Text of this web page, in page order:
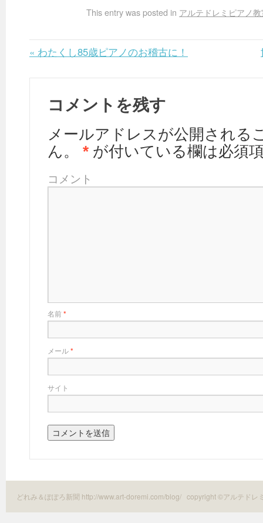
This entry was posted in アルテドレミピアノ
« わたくし85歳ピアノのお稽古に！
コメントを残す
メールアドレスが公開される
ん。
* が付いている欄は必須
コメント
名前*
メール*
サイト
どれみ＆ぽぽろ新聞 http://www.art-doremi.com/blog/ copyright ©アルテドレ